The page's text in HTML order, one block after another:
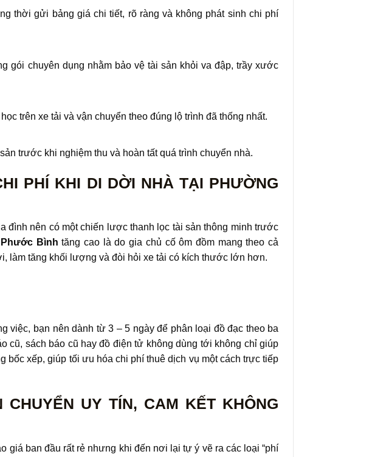
thời gửi bảng giá chi tiết, rõ ràng và không phát sinh chi phí
gói chuyên dụng nhằm bảo vệ tài sản khỏi va đập, trầy xước
trên xe tải và vận chuyển theo đúng lộ trình đã thống nhất.
trước khi nghiệm thu và hoàn tất quá trình chuyển nhà.
PHÍ KHI DI DỜI NHÀ TẠI PHƯỜNG
đình nên có một chiến lược thanh lọc tài sản thông minh trước
Bình tăng cao là do gia chủ cố ôm đồm mang theo cả
làm tăng khối lượng và đòi hỏi xe tải có kích thước lớn hơn.
việc, bạn nên dành từ 3 – 5 ngày để phân loại đồ đạc theo ba
cũ, sách báo cũ hay đồ điện tử không dùng tới không chỉ giúp
bốc xếp, giúp tối ưu hóa chi phí thuê dịch vụ một cách trực tiếp
UY TÍN, CAM KẾT KHÔNG
giá ban đầu rất rẻ nhưng khi đến nơi lại tự ý vẽ ra các loại “phí